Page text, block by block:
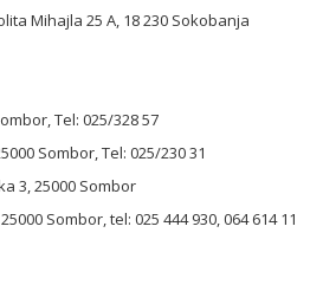
Mihajla 25 A, 18 230 Sokobanja
Tel: 025/328 57
Sombor, Tel: 025/230 31
3, 25000 Sombor
Sombor, tel: 025 444 930, 064 614 11